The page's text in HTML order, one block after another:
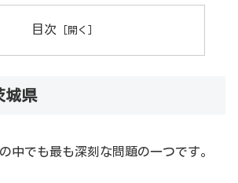
目次
県
中でも最も深刻な問題の一つです。